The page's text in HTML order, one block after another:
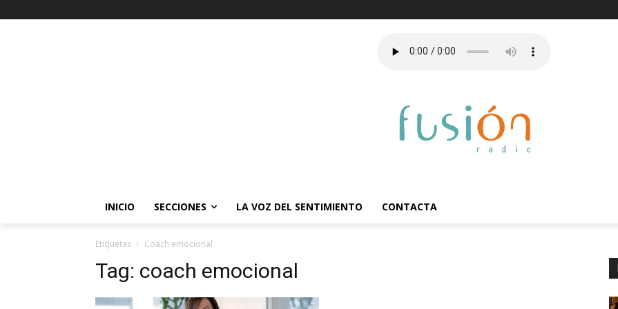
INICIO SECCIONES LA VOZ DEL SENTIMIENTO CONTACTA
Etiquetas Coach emocional
Tag: coach emocional